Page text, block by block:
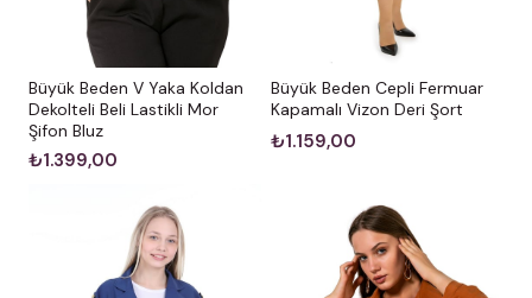
Büyük Beden V Yaka Koldan
Dekolteli Beli Lastikli Mor
Şifon Bluz
₺1.399,00
Büyük Beden Cepli Fermuar
Kapamalı Vizon Deri Şort
₺1.159,00